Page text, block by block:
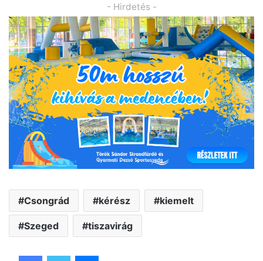
- Hirdetés -
Csongrád kérész kiemelt
Szeged tiszavirág